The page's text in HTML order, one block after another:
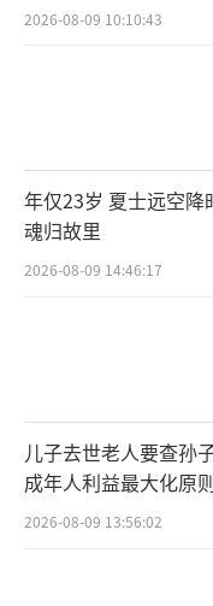
2026-08-09 10:10:43
年仅23岁 夏士远空降
魂归故里
2026-08-09 14:46:17
儿子去世老人要查孙
成年人利益最大化原
2026-08-09 13:56:02